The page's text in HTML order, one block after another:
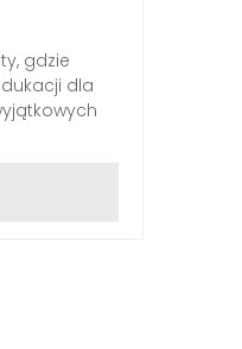
gdzie
dla